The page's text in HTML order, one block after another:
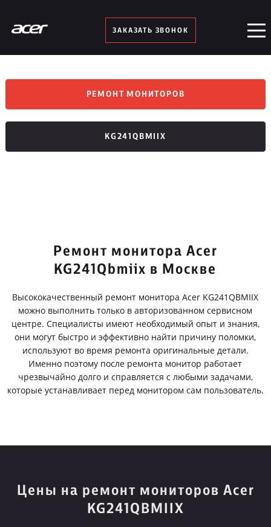
ЗАКАЗАТЬ ЗВОНОК
РЕМОНТ МОНИТОРОВ
KG241QBMIIX
Ремонт монитора Acer
KG241Qbmiix в Москве
Высококачественный ремонт монитора Acer KG241QBMIIX
можно выполнить только в авторизованном сервисном
центре. Специалисты имеют необходимый опыт и знания,
они могут быстро и эффективно найти причину поломки,
используют во время ремонта оригинальные детали.
Именно поэтому после ремонта монитор работает
чрезвычайно долго и справляется с любыми задачами,
которые устанавливает перед монитором сам пользователь.
Цены на ремонт мониторов Acer
KG241QBMIIX